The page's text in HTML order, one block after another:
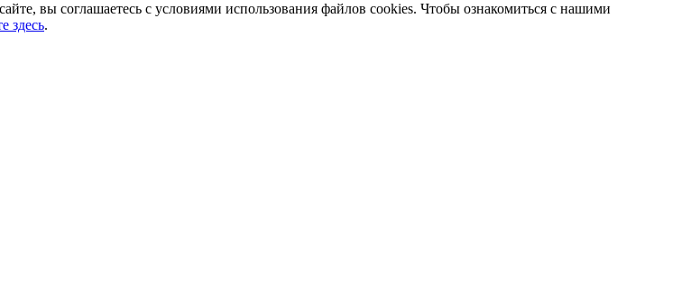
вы соглашаетесь с условиями использования файлов cookies. Чтобы ознакомиться с нашими
здесь.